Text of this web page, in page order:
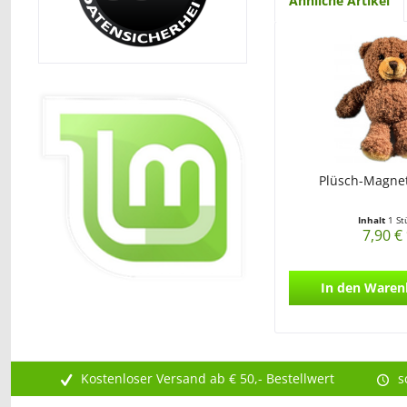
Plüsch-
Inhalt 1
7,90
In den
Kostenloser Versand ab € 50,- Bestellwert